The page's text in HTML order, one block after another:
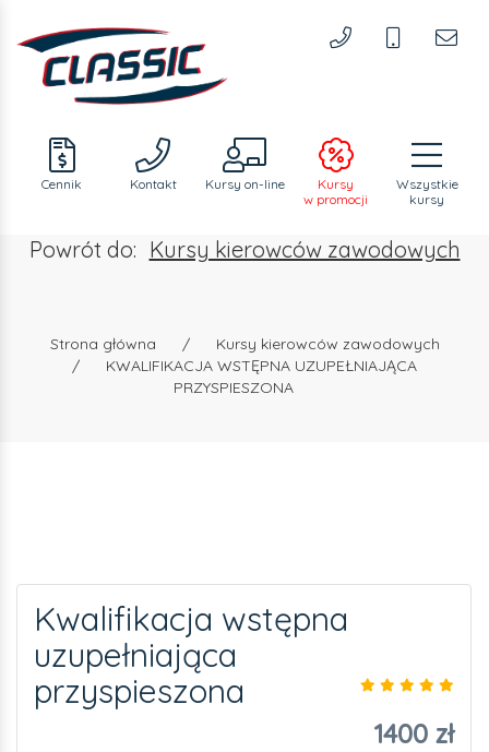
Wszystkie
kursy
Kursy
w promocji
Kursy on-line
Kontakt
Cennik
Powrót do: Kursy kierowców zawodowych
Strona główna /
Kursy kierowców zawodowych
/
KWALIFIKACJA WSTĘPNA UZUPEŁNIAJĄCA
PRZYSPIESZONA
Kwalifikacja wstępna
uzupełniająca
przyspieszona
1400 zł